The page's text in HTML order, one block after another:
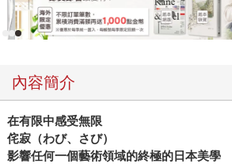
內容簡介
在有限中感受無限
侘寂（わび、さび）
影響任何一個藝術領域的終極的日本美學